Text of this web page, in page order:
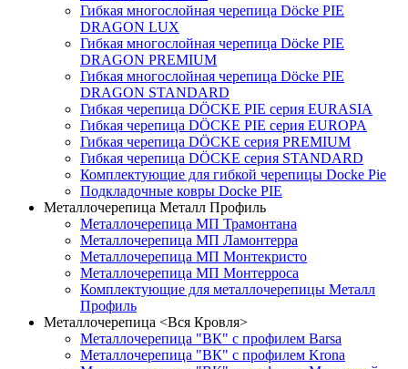
Гибкая многослойная черепица Döcke PIE
DRAGON LUX
Гибкая многослойная черепица Döcke PIE
DRAGON PREMIUM
Гибкая многослойная черепица Döcke PIE
DRAGON STANDARD
Гибкая черепица DÖCKE PIE серия EURASIA
Гибкая черепица DÖCKE PIE серия EUROPA
Гибкая черепица DÖCKE серия PREMIUM
Гибкая черепица DÖCKE серия STANDARD
Комплектующие для гибкой черепицы Docke Pie
Подкладочные ковры Docke PIE
Металлочерепица Металл Профиль
Металлочерепица МП Трамонтана
Металлочерепица МП Ламонтерра
Металлочерепица МП Монтекристо
Металлочерепица МП Монтерроса
Комплектующие для металлочерепицы Металл
Профиль
Металлочерепица <Вся Кровля>
Металлочерепица "ВК" с профилем Barsa
Металлочерепица "ВК" с профилем Krona